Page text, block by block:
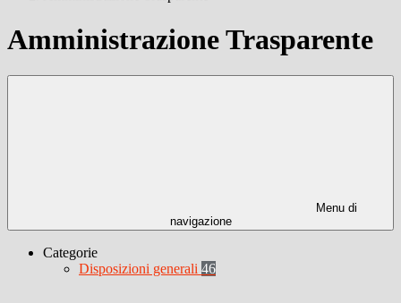
Amministrazione Trasparente
Menu di
navigazione
Categorie
Disposizioni generali 46